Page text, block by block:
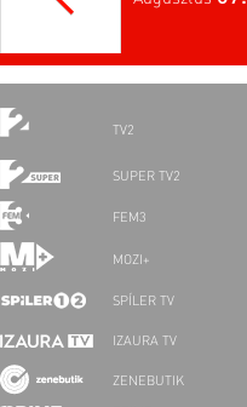
TV2
SUPER TV2
FEM3
MOZI+
SPÍLER TV
IZAURA TV
ZENEBUTIK